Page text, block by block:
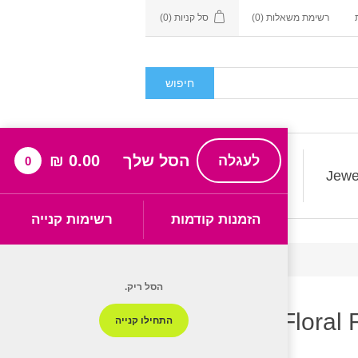
רשימת משאלות (0) סל קניות (0)
חיפוש
Gift Cards
Nike Floral
לעגלה הסל שלך 0.00 ₪
0
הזמנות קודמות רשימות קנייה
הסל ריק.
התחילו קנייה